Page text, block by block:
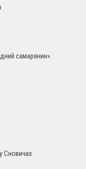
самарянин»
Сновичах